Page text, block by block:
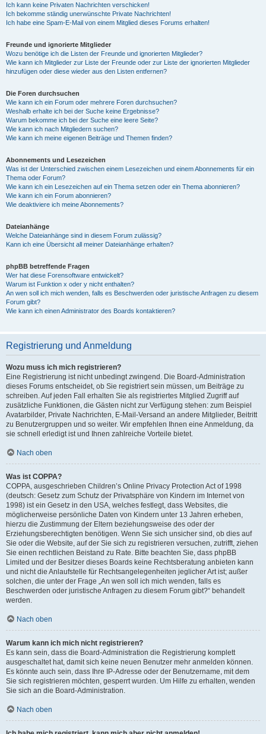
Ich kann keine Privaten Nachrichten verschicken!
Ich bekomme ständig unerwünschte Private Nachrichten!
Ich habe eine Spam-E-Mail von einem Mitglied dieses Forums erhalten!
Freunde und ignorierte Mitglieder
Wozu benötige ich die Listen der Freunde und ignorierten Mitglieder?
Wie kann ich Mitglieder zur Liste der Freunde oder zur Liste der ignorierten Mitglieder
hinzufügen oder diese wieder aus den Listen entfernen?
Die Foren durchsuchen
Wie kann ich ein Forum oder mehrere Foren durchsuchen?
Weshalb erhalte ich bei der Suche keine Ergebnisse?
Warum bekomme ich bei der Suche eine leere Seite?
Wie kann ich nach Mitgliedern suchen?
Wie kann ich meine eigenen Beiträge und Themen finden?
Abonnements und Lesezeichen
Was ist der Unterschied zwischen einem Lesezeichen und einem Abonnements für ein
Thema oder Forum?
Wie kann ich ein Lesezeichen auf ein Thema setzen oder ein Thema abonnieren?
Wie kann ich ein Forum abonnieren?
Wie deaktiviere ich meine Abonnements?
Dateianhänge
Welche Dateianhänge sind in diesem Forum zulässig?
Kann ich eine Übersicht all meiner Dateianhänge erhalten?
phpBB betreffende Fragen
Wer hat diese Forensoftware entwickelt?
Warum ist Funktion x oder y nicht enthalten?
An wen soll ich mich wenden, falls es Beschwerden oder juristische Anfragen zu diesem
Forum gibt?
Wie kann ich einen Administrator des Boards kontaktieren?
Registrierung und Anmeldung
Wozu muss ich mich registrieren?
Eine Registrierung ist nicht unbedingt zwingend. Die Board-Administration
dieses Forums entscheidet, ob Sie registriert sein müssen, um Beiträge zu
schreiben. Auf jeden Fall erhalten Sie als registriertes Mitglied Zugriff auf
zusätzliche Funktionen, die Gästen nicht zur Verfügung stehen: zum Beispiel
Avatarbilder, Private Nachrichten, E-Mail-Versand an andere Mitglieder, Beitritt
zu Benutzergruppen und so weiter. Wir empfehlen Ihnen eine Anmeldung, da
sie schnell erledigt ist und Ihnen zahlreiche Vorteile bietet.
Nach oben
Was ist COPPA?
COPPA, ausgeschrieben Children’s Online Privacy Protection Act of 1998
(deutsch: Gesetz zum Schutz der Privatsphäre von Kindern im Internet von
1998) ist ein Gesetz in den USA, welches festlegt, dass Websites, die
möglicherweise persönliche Daten von Kindern unter 13 Jahren erheben,
hierzu die Zustimmung der Eltern beziehungsweise des oder der
Erziehungsberechtigten benötigen. Wenn Sie sich unsicher sind, ob dies auf
Sie oder die Website, auf der Sie sich zu registrieren versuchen, zutrifft, ziehen
Sie einen rechtlichen Beistand zu Rate. Bitte beachten Sie, dass phpBB
Limited und der Besitzer dieses Boards keine Rechtsberatung anbieten kann
und nicht die Anlaufstelle für Rechtsangelegenheiten jeglicher Art ist; außer
solchen, die unter der Frage „An wen soll ich mich wenden, falls es
Beschwerden oder juristische Anfragen zu diesem Forum gibt?“ behandelt
werden.
Nach oben
Warum kann ich mich nicht registrieren?
Es kann sein, dass die Board-Administration die Registrierung komplett
ausgeschaltet hat, damit sich keine neuen Benutzer mehr anmelden können.
Es könnte auch sein, dass Ihre IP-Adresse oder der Benutzername, mit dem
Sie sich registrieren möchten, gesperrt wurden. Um Hilfe zu erhalten, wenden
Sie sich an die Board-Administration.
Nach oben